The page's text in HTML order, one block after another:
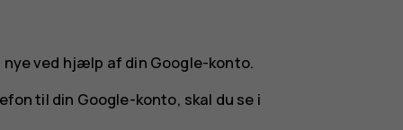
ved hjælp af din Google-konto.
til din Google-konto, skal du se i